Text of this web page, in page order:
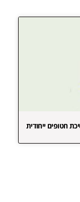
חטופים ייחודית